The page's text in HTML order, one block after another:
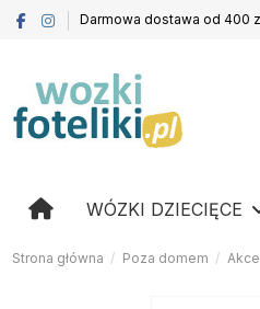
Darmowa dostawa od 400
WÓZKI DZIECIĘCE
Strona główna Poza domem